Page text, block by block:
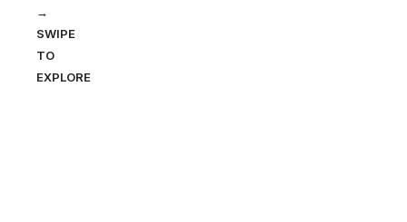
→
SWIPE
TO
EXPLORE